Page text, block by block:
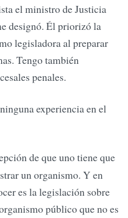
el ministro de Justicia
designó. Él priorizó la
legisladora al preparar
Tengo también
penales.
experiencia en el
de que uno tiene que
un organismo. Y en
es la legislación sobre
público que no es